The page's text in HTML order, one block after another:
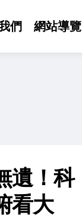
們 網站導覽
遺！科
看大